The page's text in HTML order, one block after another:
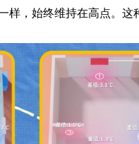
样，始终维持在高点。